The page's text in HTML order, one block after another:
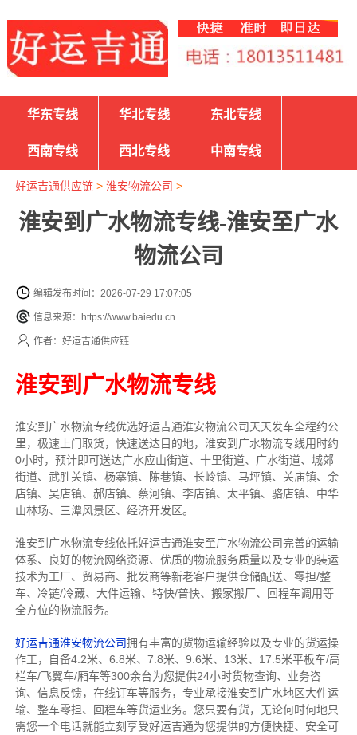
华东专线 华北专线 东北专线
西南专线 西北专线 中南专线
好运吉通供应链> 淮安物流公司 >
淮安到广水物流专线-淮安至广水
物流公司
编辑发布时间：2026-07-29 17:07:05
信息来源：https://www.baiedu.cn
作者：好运吉通供应链
淮安到广水物流专线
淮安到广水物流专线优选好运吉通淮安物流公司天天发车全程约公
里， 极速上门取货，快速送达目的地，淮安到广水物流专线用时约
0小时，预计即可送达广水应山街道、十里街道、广水街道、城郊
街道、武胜关镇、杨寨镇、陈巷镇、长岭镇、马坪镇、关庙镇、余
店镇、吴店镇、郝店镇、蔡河镇、李店镇、太平镇、骆店镇、中华
山林场、三潭风景区、经济开发区。
淮安到广水物流专线依托好运吉通淮安至广水物流公司完善的运输
体系、良好的物流网络资源、优质的物流服务质量以及专业的装运
技术为工厂、贸易商、批发商等新老客户提供仓储配送、零担/整
车、冷链/冷藏、大件运输、特快/普快、搬家搬厂、回程车调用等
全方位的物流服务。
好运吉通淮安物流公司拥有丰富的货物运输经验以及专业的货运操
作工，自备4.2米、6.8米、7.8米、9.6米、13米、17.5米平板车/高
栏车/飞翼车/厢车等300余台为您提供24小时货物查询、业务咨
询、信息反馈，在线订车等服务， 专业承接淮安到广水地区大件运
输、整车零担、回程车等货运业务。 您只要有货，无论何时何地只
需您一个电话就能立刻享受好运吉通为您提供的方便快捷、安全可